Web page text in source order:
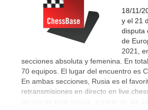
18/11/
y el 21
disputa
de
2021,
secciones absoluta y femenina. En
70 equipos. El lugar del encuentro es
En ambas secciones, Rusia es el
retransmisiones en directo en